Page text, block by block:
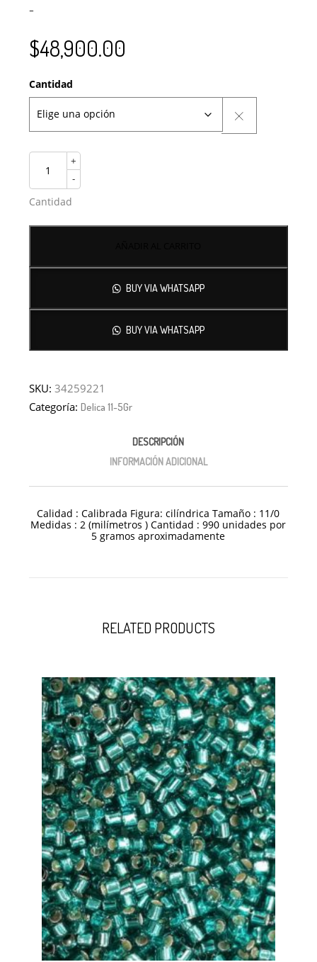
–
$48,900.00
Cantidad
+
-
Cantidad
BUY VIA WHATSAPP
BUY VIA WHATSAPP
SKU:34259221
Categoría:Delica 11-5Gr
DESCRIPCIÓN
INFORMACIÓN ADICIONAL
Calidad : Calibrada Figura: cilíndrica Tamaño : 11/0
Medidas : 2 (milímetros ) Cantidad : 990 unidades por
5 gramos aproximadamente
RELATED PRODUCTS